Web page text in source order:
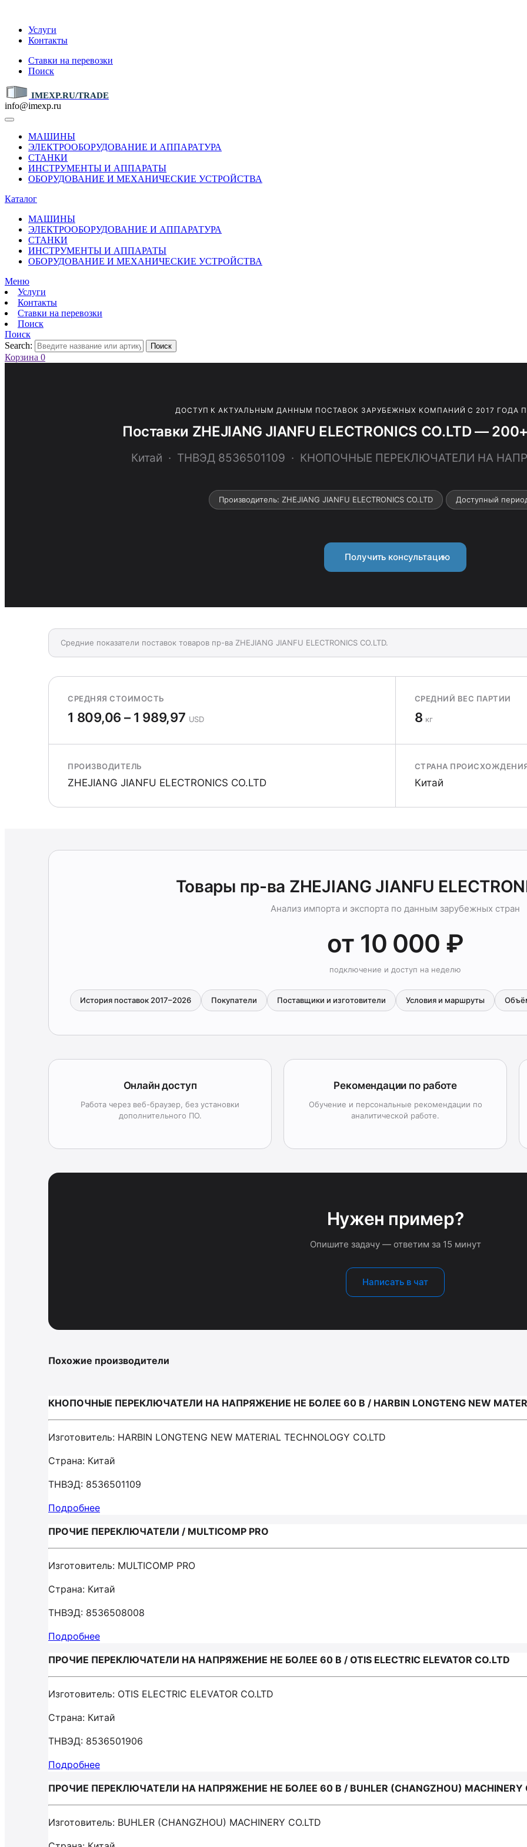
Услуги
Контакты
Ставки на перевозки
Поиск
IMEXP.RU/TRADE
info@imexp.ru
МАШИНЫ
ЭЛЕКТРООБОРУДОВАНИЕ И АППАРАТУРА
СТАНКИ
ИНСТРУМЕНТЫ И АППАРАТЫ
ОБОРУДОВАНИЕ И МЕХАНИЧЕСКИЕ УСТРОЙСТВА
Каталог
МАШИНЫ
ЭЛЕКТРООБОРУДОВАНИЕ И АППАРАТУРА
СТАНКИ
ИНСТРУМЕНТЫ И АППАРАТЫ
ОБОРУДОВАНИЕ И МЕХАНИЧЕСКИЕ УСТРОЙСТВА
Меню
Услуги
Контакты
Ставки на перевозки
Поиск
Поиск
Search:
Поиск
Корзина 0
ДОСТУП К АКТУАЛЬНЫМ ДАННЫМ ПОСТАВОК ЗАРУБЕЖНЫХ КОМПАНИЙ С 2017 ГОДА
Поставки ZHEJIANG JIANFU ELECTRONICS CO.LTD —
Китай · ТНВЭД 8536501109 · КНОПОЧНЫЕ ПЕРЕКЛЮЧАТЕЛИ НА
Производитель: ZHEJIANG JIANFU ELECTRONICS CO.LTD Доступный
Получить консультацию
Средние показатели поставок товаров пр-ва ZHEJIANG JIANFU ELECTRONICS CO.LTD.
СРЕДНЯЯ СТОИМОСТЬ
1 809,06 – 1 989,97 USD
СРЕДНИЙ ВЕС ПАРТИИ
8 кг
ПРОИЗВОДИТЕЛЬ
ZHEJIANG JIANFU ELECTRONICS CO.LTD
СТРАНА
Китай
Товары пр-ва ZHEJIANG JIANFU
Анализ импорта и экспорта по данным зарубежных стран
от 10 000 ₽
подключение и доступ на неделю
История поставок 2017–2026 Покупатели Поставщики и изготовители Условия и маршруты
Онлайн доступ
Работа через веб-браузер, без установки
дополнительного ПО.
Рекомендации по работе
Обучение и персональные рекомендации по
аналитической работе.
Нужен пример?
Опишите задачу — ответим за 15 минут
Написать в чат
Похожие производители
КНОПОЧНЫЕ ПЕРЕКЛЮЧАТЕЛИ НА НАПРЯЖЕНИЕ НЕ БОЛЕЕ 60 В / HARBIN LONGTENG NEW
Изготовитель: HARBIN LONGTENG NEW MATERIAL TECHNOLOGY CO.LTD
Страна: Китай
ТНВЭД: 8536501109
Подробнее
ПРОЧИЕ ПЕРЕКЛЮЧАТЕЛИ / MULTICOMP PRO
Изготовитель: MULTICOMP PRO
Страна: Китай
ТНВЭД: 8536508008
Подробнее
ПРОЧИЕ ПЕРЕКЛЮЧАТЕЛИ НА НАПРЯЖЕНИЕ НЕ БОЛЕЕ 60 В / OTIS ELECTRIC ELEVATOR CO.LTD
Изготовитель: OTIS ELECTRIC ELEVATOR CO.LTD
Страна: Китай
ТНВЭД: 8536501906
Подробнее
ПРОЧИЕ ПЕРЕКЛЮЧАТЕЛИ НА НАПРЯЖЕНИЕ НЕ БОЛЕЕ 60 В / BUHLER (CHANGZHOU) MACHINERY
Изготовитель: BUHLER (CHANGZHOU) MACHINERY CO.LTD